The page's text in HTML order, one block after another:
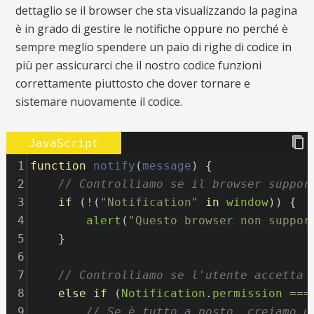
dettaglio se il browser che sta visualizzando la pagina
è in grado di gestire le notifiche oppure no perché è
sempre meglio spendere un paio di righe di codice in
più per assicurarci che il nostro codice funzioni
correttamente piuttosto che dover tornare e
sistemare nuovamente il codice.
JavaScript
1 function notify ( message ) {
2
// Controlliamo se il browser
3
if ( ! ( "Notification" in window)) {
4
alert ( "Questo browser non
5
    }
6
7
// Controlliamo se l'utente accetta
8
else if ( Notification . permission ===